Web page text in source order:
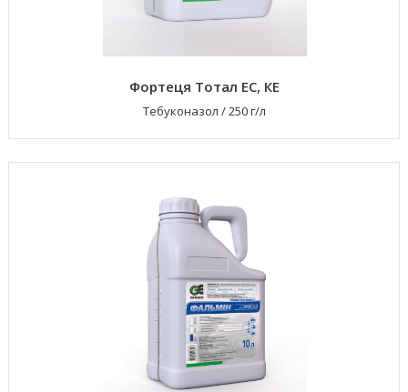
Фортеця Тотал ЕС, КЕ
Тебуконазол /250 г/л